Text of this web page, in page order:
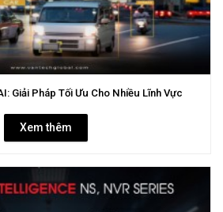
Giải Pháp Tối Ưu Cho Nhiều Lĩnh Vực
Xem thêm